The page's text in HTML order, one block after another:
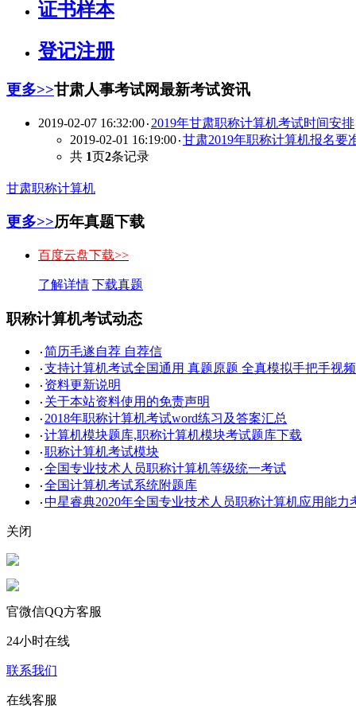
证书样本
登记注册
更多>>甘肃人事考试网最新考试资讯
2019-02-07 16:32:00 · 2019年甘肃职称计算机考试时间安排
2019-02-01 16:19:00 · 甘肃2019年职称计算机报名要
共 1页2条记录
甘肃职称计算机
更多>>历年真题下载
百度云盘下载>>
了解详情 下载真题
职称计算机考试动态
· 简历毛遂自荐 自荐信
· 支持计算机考试全国通用 真题原题 全真模拟手把手视
· 资料更新说明
· 关于本站资料使用的免责声明
· 2018年职称计算机考试word练习及答案汇总
· 计算机模块题库,职称计算机模块考试题库下载
· 职称计算机考试模块
· 全国专业技术人员职称计算机等级统一考试
· 全国计算机考试系统附题库
· 中星睿典2020年全国专业技术人员职称计算机应用能力
关闭
官微信QQ方客服
24小时在线
联系我们
在线客服